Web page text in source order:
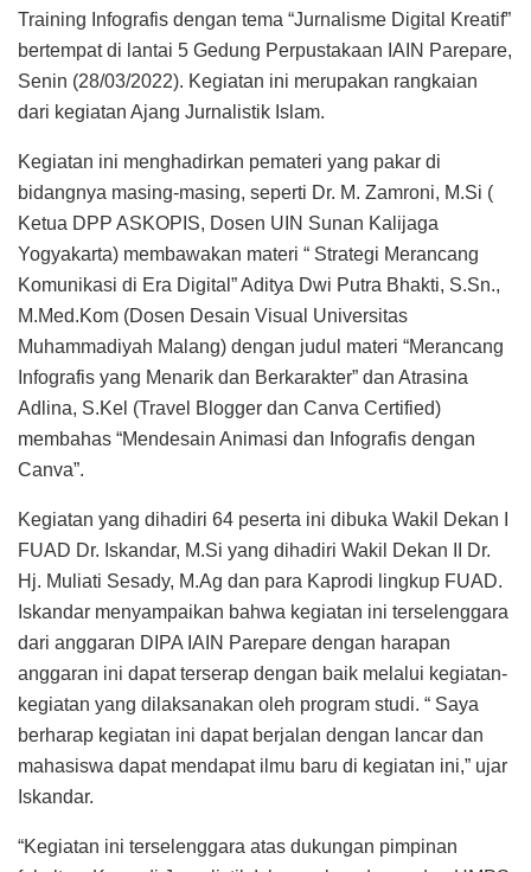
Training Infografis dengan tema “Jurnalisme Digital Kreatif”
bertempat di lantai 5 Gedung Perpustakaan IAIN Parepare,
Senin (28/03/2022). Kegiatan ini merupakan rangkaian
dari kegiatan Ajang Jurnalistik Islam.
Kegiatan ini menghadirkan pemateri yang pakar di
bidangnya masing-masing, seperti Dr. M. Zamroni, M.Si (
Ketua DPP ASKOPIS, Dosen UIN Sunan Kalijaga
Yogyakarta) membawakan materi “ Strategi Merancang
Komunikasi di Era Digital” Aditya Dwi Putra Bhakti, S.Sn.,
M.Med.Kom (Dosen Desain Visual Universitas
Muhammadiyah Malang) dengan judul materi “Merancang
Infografis yang Menarik dan Berkarakter” dan Atrasina
Adlina, S.Kel (Travel Blogger dan Canva Certified)
membahas “Mendesain Animasi dan Infografis dengan
Canva”.
Kegiatan yang dihadiri 64 peserta ini dibuka Wakil Dekan I
FUAD Dr. Iskandar, M.Si yang dihadiri Wakil Dekan II Dr.
Hj. Muliati Sesady, M.Ag dan para Kaprodi lingkup FUAD.
Iskandar menyampaikan bahwa kegiatan ini terselenggara
dari anggaran DIPA IAIN Parepare dengan harapan
anggaran ini dapat terserap dengan baik melalui kegiatan-
kegiatan yang dilaksanakan oleh program studi. “ Saya
berharap kegiatan ini dapat berjalan dengan lancar dan
mahasiswa dapat mendapat ilmu baru di kegiatan ini,” ujar
Iskandar.
“Kegiatan ini terselenggara atas dukungan pimpinan